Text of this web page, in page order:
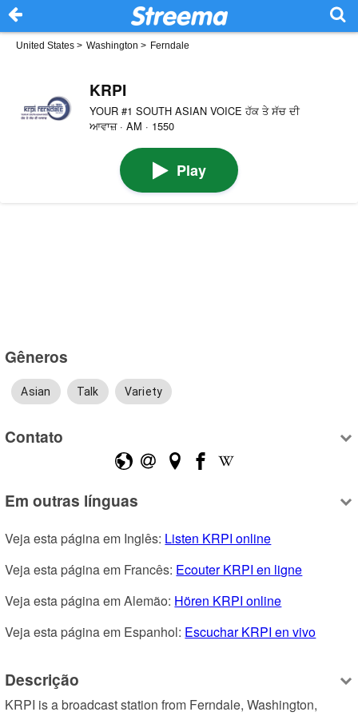
United States > Washington > Ferndale
KRPI
YOUR #1 SOUTH ASIAN VOICE ਹੱਕ ਤੇ ਸੱਚ ਦੀ
ਆਵਾਜ਼ · AM · 1550
Play
Gêneros
Asian Talk Variety
Contato
Em outras línguas
Veja esta página em Inglês: Listen KRPI online
Veja esta página em Francês: Ecouter KRPI en ligne
Veja esta página em Alemão: Hören KRPI online
Veja esta página em Espanhol: Escuchar KRPI en vivo
Descrição
KRPI is a broadcast station from Ferndale, Washington,